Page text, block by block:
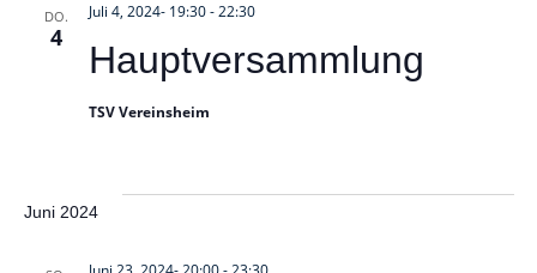
DO.
4
Hauptversammlung
Juli 4, 2024- 19:30-22:30
TSV Vereinsheim
Juni 2024